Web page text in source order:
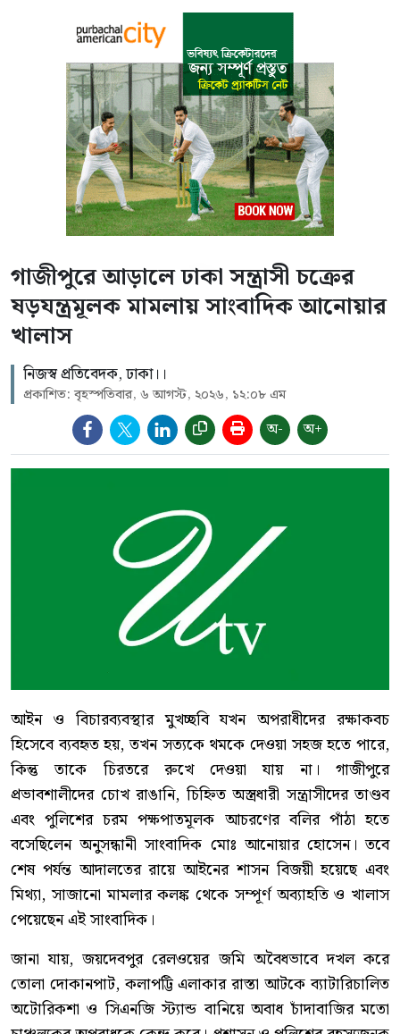
গাজীপুরে আড়ালে ঢাকা সন্ত্রাসী চক্রের
ষড়যন্ত্রমূলক মামলায় সাংবাদিক আনোয়ার
খালাস
নিজস্ব প্রতিবেদক, ঢাকা।।
প্রকাশিত: বৃহস্পতিবার, ৬ আগস্ট, ২০২৬, ১২:০৮ এম
অ- অ+
আইন ও বিচারব্যবস্থার মুখচ্ছবি যখন অপরাধীদের রক্ষাকবচ
কিন্তু তাকে চিরতরে রুখে দেওয়া যায় না। গাজীপুরে
প্রভাবশালীদের চোখ রাঙানি, চিহ্নিত অস্ত্রধারী সন্ত্রাসীদের তাণ্ডব
এবং পুলিশের চরম পক্ষপাতমূলক আচরণের বলির পাঁঠা হতে